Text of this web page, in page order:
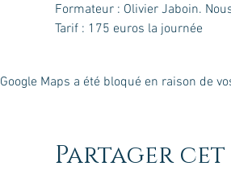
Formateur : Olivier Jaboin.
Tarif : 175 euros la journée
Google Maps a été bloqué en raison de
Partager cet